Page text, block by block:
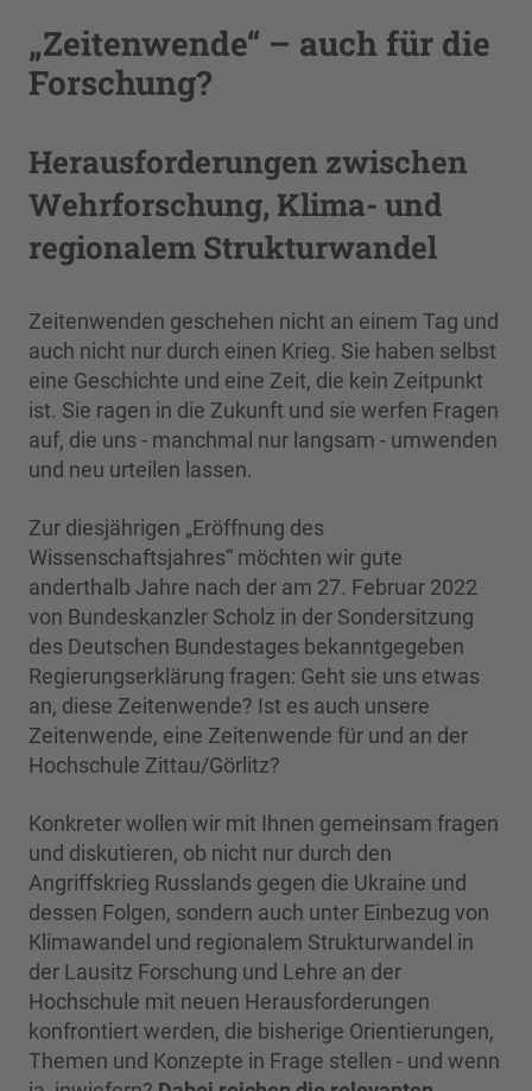
„Zeitenwende“ – auch für die
Forschung?
Herausforderungen zwischen
Wehrforschung, Klima- und
regionalem Strukturwandel
Zeitenwenden geschehen nicht an einem Tag und
auch nicht nur durch einen Krieg. Sie haben selbst
eine Geschichte und eine Zeit, die kein Zeitpunkt
ist. Sie ragen in die Zukunft und sie werfen Fragen
auf, die uns - manchmal nur langsam - umwenden
und neu urteilen lassen.
Zur diesjährigen „Eröffnung des
Wissenschaftsjahres“ möchten wir gute
anderthalb Jahre nach der am 27. Februar 2022
von Bundeskanzler Scholz in der Sondersitzung
des Deutschen Bundestages bekanntgegeben
Regierungserklärung fragen: Geht sie uns etwas
an, diese Zeitenwende? Ist es auch unsere
Zeitenwende, eine Zeitenwende für und an der
Hochschule Zittau/Görlitz?
Konkreter wollen wir mit Ihnen gemeinsam fragen
und diskutieren, ob nicht nur durch den
Angriffskrieg Russlands gegen die Ukraine und
dessen Folgen, sondern auch unter Einbezug von
Klimawandel und regionalem Strukturwandel in
der Lausitz Forschung und Lehre an der
Hochschule mit neuen Herausforderungen
konfrontiert werden, die bisherige Orientierungen,
Themen und Konzepte in Frage stellen - und wenn